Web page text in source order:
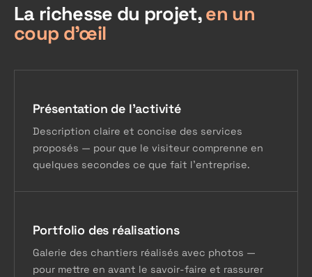
La richesse du projet,en un
coup d'œil
Présentation de l'activité
Description claire et concise des services
proposés — pour que le visiteur comprenne en
quelques secondes ce que fait l'entreprise.
Portfolio des réalisations
Galerie des chantiers réalisés avec photos —
pour mettre en avant le savoir-faire et rassurer